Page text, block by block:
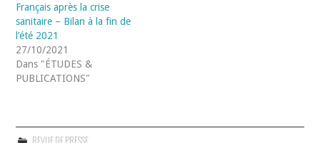
Français après la crise
sanitaire – Bilan à la fin de
l’été 2021
27/10/2021
Dans "ÉTUDES &
PUBLICATIONS"
REVUE DE PRESSE